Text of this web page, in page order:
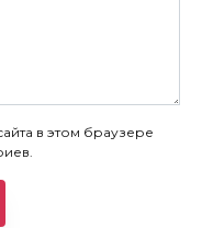
в этом браузере